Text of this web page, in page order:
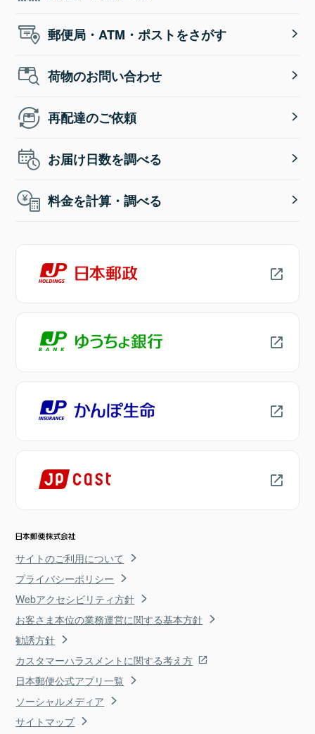
郵便局・ATM・ポストをさがす
荷物のお問い合わせ
再配達のご依頼
お届け日数を調べる
料金を計算・調べる
サイトのご利用について
プライバシーポリシー
Webアクセシビリティ方針
お客さま本位の業務運営に関する基本方針
勧誘方針
カスタマーハラスメントに関する考え方
日本郵便公式アプリ一覧
ソーシャルメディア
サイトマップ